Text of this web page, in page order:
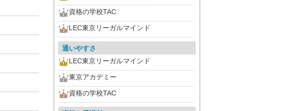
資格の学校TAC
LEC東京リーガルマインド
通いやすさ
LEC東京リーガルマインド
東京アカデミー
資格の学校TAC